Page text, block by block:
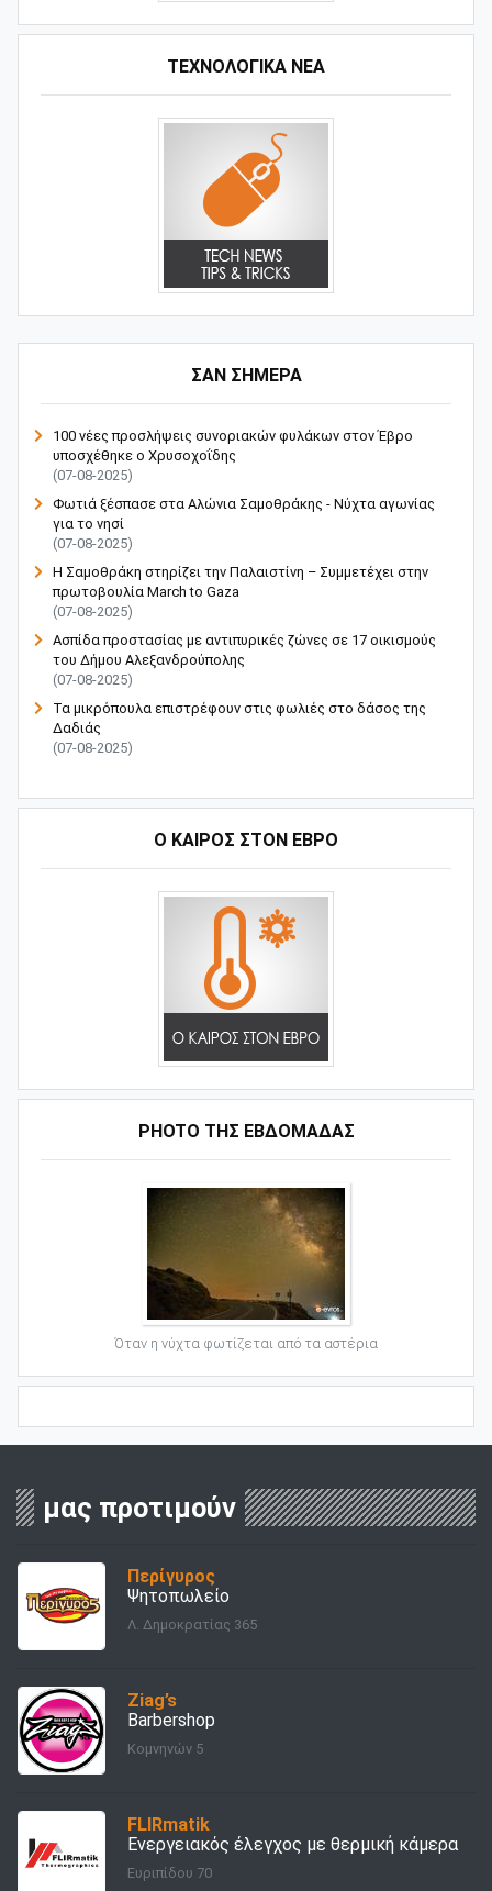
ΤΕΧΝΟΛΟΓΙΚΑ ΝΕΑ
ΣΑΝ ΣΗΜΕΡΑ
100 νέες προσλήψεις συνοριακών φυλάκων στον Έβρο
υποσχέθηκε ο Χρυσοχοΐδης
(07-08-2025)
Φωτιά ξέσπασε στα Αλώνια Σαμοθράκης - Νύχτα αγωνίας
για το νησί
(07-08-2025)
Η Σαμοθράκη στηρίζει την Παλαιστίνη – Συμμετέχει στην
πρωτοβουλία March to Gaza
(07-08-2025)
Ασπίδα προστασίας με αντιπυρικές ζώνες σε 17 οικισμούς
του Δήμου Αλεξανδρούπολης
(07-08-2025)
Τα μικρόπουλα επιστρέφουν στις φωλιές στο δάσος της
Δαδιάς
(07-08-2025)
Ο ΚΑΙΡΟΣ ΣΤΟΝ ΕΒΡΟ
PHOTO ΤΗΣ ΕΒΔΟΜΑΔΑΣ
Όταν η νύχτα φωτίζεται από τα αστέρια
μας προτιμούν
Περίγυρος
Ψητοπωλείο
Λ. Δημοκρατίας 365
Ziag’s
Barbershop
Κομνηνών 5
FLIRmatik
Ενεργειακός έλεγχος με θερμική κάμερα
Ευριπίδου 70